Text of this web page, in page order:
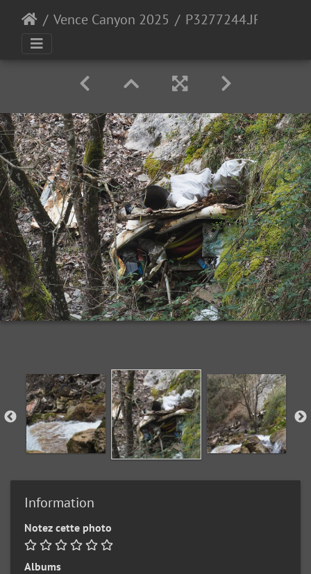
Vence Canyon 2025 P3277244.JPG
Information
Notez cette photo
Albums